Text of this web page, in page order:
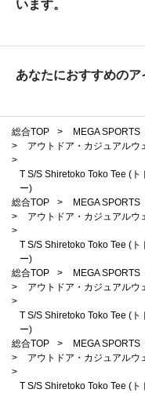
います。
あなたにおすすめのア
総合TOP > MEGA SPORTS
>
アウトドア・カジュアルウ
>
T S/S Shiretoko Toko Tee (
ー)
総合TOP
> MEGA SPORTS
>
アウトドア・カジュアルウ
>
T S/S Shiretoko Toko Tee (
ー)
総合TOP
> MEGA SPORTS
>
アウトドア・カジュアルウ
>
T S/S Shiretoko Toko Tee (
ー)
総合TOP
> MEGA SPORTS
>
アウトドア・カジュアルウ
>
T S/S Shiretoko Toko Tee (